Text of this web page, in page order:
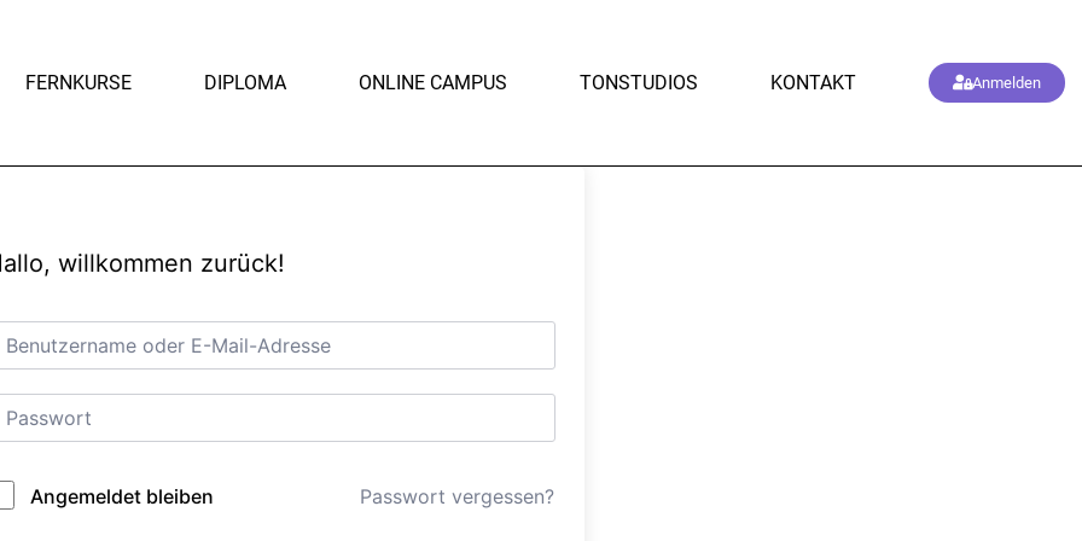
FERNKURSE DIPLOMA ONLINE CAMPUS TONSTUDIOS KONTAKT Anmelden
willkommen zurück!
Angemeldet bleiben Passwort vergessen?